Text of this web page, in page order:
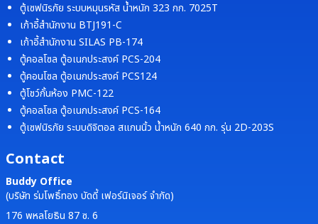
ตู้เซฟนิรภัย ระบบหมุนรหัส น้ำหนัก 323 กก. 7025T
เก้าอี้สำนักงาน BTJ191-C
เก้าอี้สำนักงาน SILAS PB-174
ตู้คอลโซล ตู้อเนกประสงค์ PCS-204
ตู้คอนโซล ตู้อเนกประสงค์ PCS124
ตู้โชว์กั้นห้อง PMC-122
ตู้คอลโซล ตู้อเนกประสงค์ PCS-164
ตู้เซฟนิรภัย ระบบดิจิตอล สแกนนิ้ว น้ำหนัก 640 กก. รุ่น 2D-203S
Contact
Buddy Office
(บริษัท ร่มโพธิ์ทอง บัดดี้ เฟอร์นิเจอร์ จำกัด)
176 พหลโยธิน 87 ซ. 6